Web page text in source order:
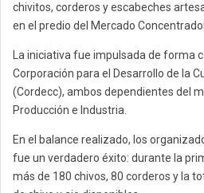
chivitos, corderos y escabeches
en el predio del Mercado
La iniciativa fue impulsada de forma
Corporación para el Desarrollo de la
(Cordecc), ambos dependientes del
Producción e Industria.
En el balance realizado, los
fue un verdadero éxito: durante la
más de 180 chivos, 80 corderos y la